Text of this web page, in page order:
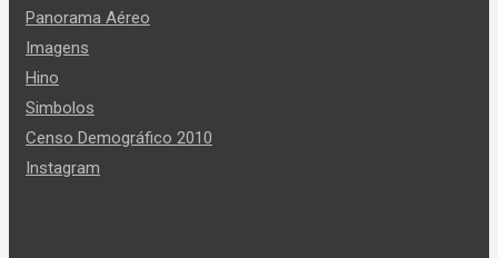
Panorama Aéreo
Imagens
Hino
Simbolos
Censo Demográfico 2010
Instagram